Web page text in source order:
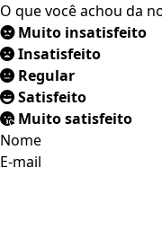
O que você achou da
Muito insatisfeito
Insatisfeito
Regular
Satisfeito
Muito satisfeito
Nome
E-mail